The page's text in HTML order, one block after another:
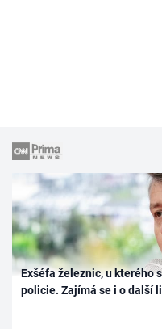
Exšéfa železnic, u kterého
policie. Zajímá se i o další